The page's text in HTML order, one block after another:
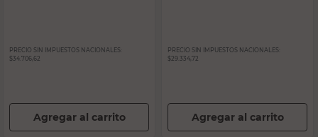
PRECIO SIN IMPUESTOS NACIONALES:
$34.706,62
Agregar al carrito
PRECIO SIN IMPUESTOS NACIONALES:
$29.334,72
Agregar al carrito